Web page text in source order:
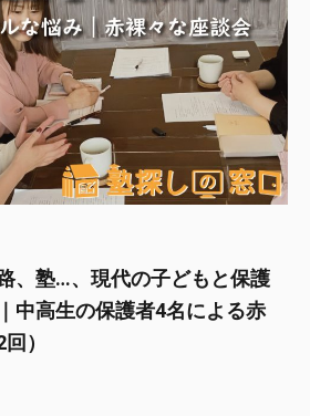
、塾…、現代の子どもと保護
中高生の保護者4名による赤
）